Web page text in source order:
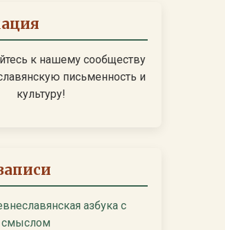
к нашему сообществу
письменность и
культуру!
азбука с
смыслом